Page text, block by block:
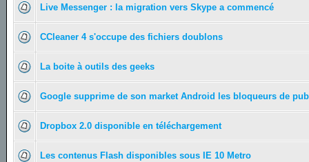
Live Messenger : la migration vers Skype a commencé
CCleaner 4 s'occupe des fichiers doublons
La boite à outils des geeks
Google supprime de son market Android les bloqueurs de pub
Dropbox 2.0 disponible en téléchargement
Les contenus Flash disponibles sous IE 10 Metro